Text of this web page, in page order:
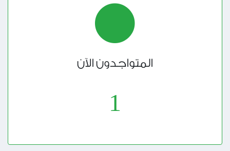
المتواجدون الآن
1